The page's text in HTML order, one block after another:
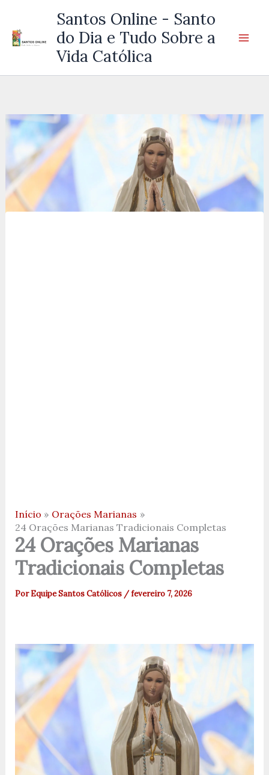
Santos Online - Santo
do Dia e Tudo Sobre a
Vida Católica
Início
Orações Marianas
24 Orações Marianas Tradicionais Completas
24 Orações Marianas
Tradicionais Completas
PorEquipe Santos Católicos /fevereiro 7, 2026